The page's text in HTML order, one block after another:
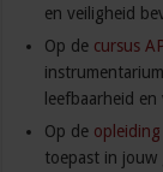
en veiligheid
Op de cursus
leefbaarheid
Op de
toepast in jouw